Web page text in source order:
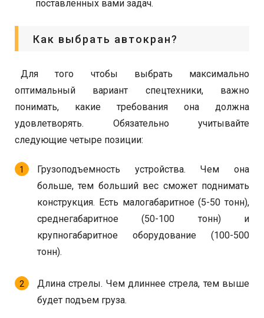
поставленных вами задач.
Как выбрать автокран?
Для того чтобы выбрать максимально
оптимальный вариант спецтехники, важно
понимать, какие требования она должна
удовлетворять. Обязательно учитывайте
следующие четыре позиции:
Грузоподъемность устройства. Чем она
больше, тем больший вес сможет поднимать
конструкция. Есть малогабаритное (5-50 тонн),
среднегабаритное (50-100 тонн) и
крупногабаритное оборудование (100-500
тонн).
Длина стрелы. Чем длиннее стрела, тем выше
будет подъем груза.